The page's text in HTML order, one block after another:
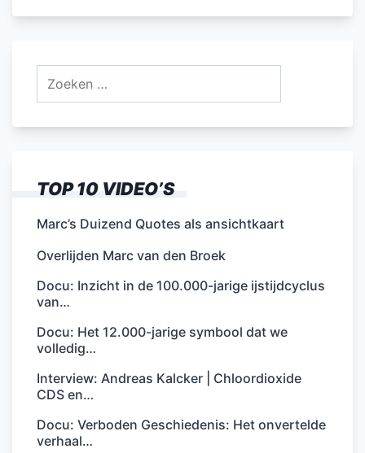
Zoeken
TOP 10 VIDEO’S
Marc’s Duizend Quotes als ansichtkaart
Overlijden Marc van den Broek
Docu: Inzicht in de 100.000-jarige ijstijdcyclus
van…
Docu: Het 12.000-jarige symbool dat we
volledig…
Interview: Andreas Kalcker | Chloordioxide
CDS en…
Docu: Verboden Geschiedenis: Het onvertelde
verhaal…